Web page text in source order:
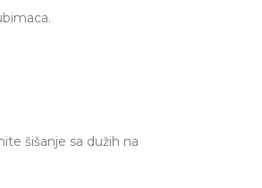
šišanje sa dužih na